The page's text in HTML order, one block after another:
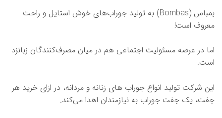
بمباس (Bombas) به تولید جوراب‌های خوش استایل و راحت
معروف است!
اما در عرصه مسئولیت اجتماعی هم در میان مصرف‌کنندگان زبانزد
است.
این شرکت تولید انواع جوراب های زنانه و مردانه، در ازای خرید هر
جفت، یک جفت جوراب به نیازمندان اهدا می‌کند.